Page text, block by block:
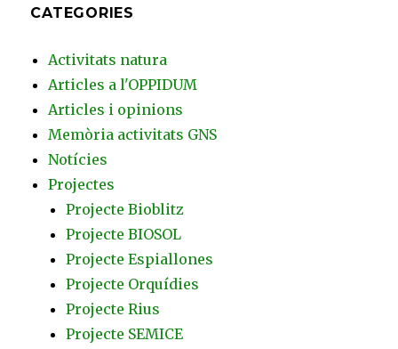
CATEGORIES
Activitats natura
Articles a l'OPPIDUM
Articles i opinions
Memòria activitats GNS
Notícies
Projectes
Projecte Bioblitz
Projecte BIOSOL
Projecte Espiallones
Projecte Orquídies
Projecte Rius
Projecte SEMICE